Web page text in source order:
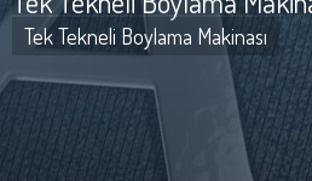
Tek Tekneli Boylama Makinası